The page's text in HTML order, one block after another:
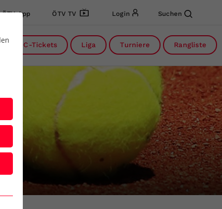
ÖTV App ÖTV TV Login Suchen
DC-Tickets Liga Turniere Rangliste